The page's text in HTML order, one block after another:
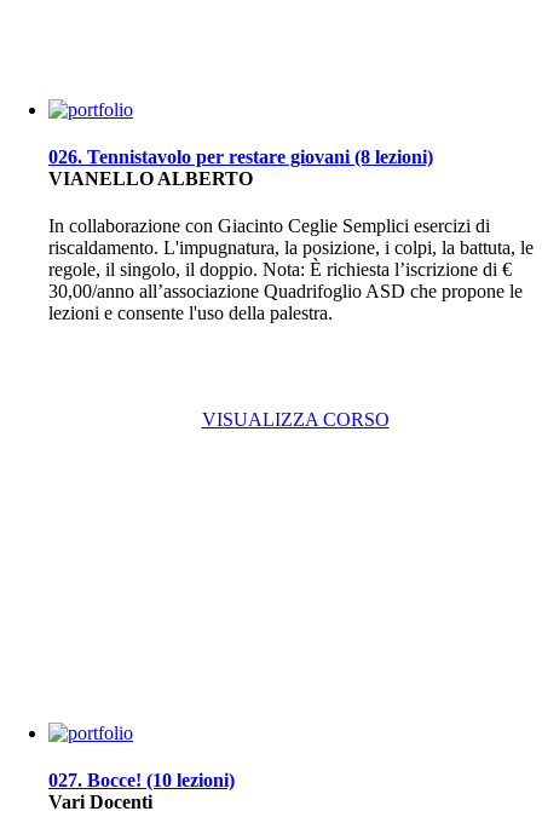
026. Tennistavolo per restare giovani (8 lezioni)
VIANELLO ALBERTO
In collaborazione con Giacinto Ceglie Semplici esercizi di
riscaldamento. L'impugnatura, la posizione, i colpi, la battuta, le
regole, il singolo, il doppio. Nota: È richiesta l’iscrizione di €
30,00/anno all’associazione Quadrifoglio ASD che propone le
lezioni e consente l'uso della palestra.
VISUALIZZA CORSO
027. Bocce! (10 lezioni)
Vari Docenti